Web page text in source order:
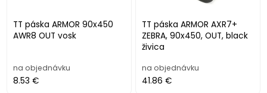
TT páska ARMOR 90x450
AWR8 OUT vosk
na objednávku
8.53 €
TT páska ARMOR AXR7+
ZEBRA, 90x450, OUT, black
živica
na objednávku
41.86 €